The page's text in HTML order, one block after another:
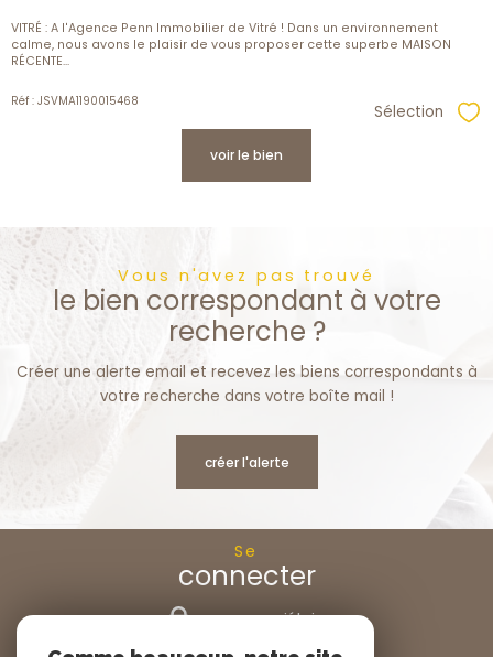
VITRÉ : A l'Agence Penn Immobilier de Vitré ! Dans un environnement
calme, nous avons le plaisir de vous proposer cette superbe MAISON
RÉCENTE...
Réf : JSVMA1190015468
Sélection
voir le bien
Vous n'avez pas trouvé
le bien correspondant à votre
recherche ?
Créer une alerte email et recevez les biens correspondants à
votre recherche dans votre boîte mail !
créer l'alerte
Se
connecter
espace propriétaire